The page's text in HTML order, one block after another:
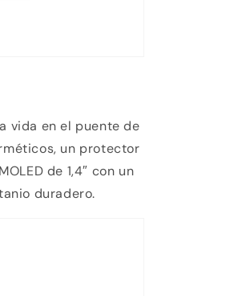
vida en el puente de
un protector
de 1,4″ con un
duradero.